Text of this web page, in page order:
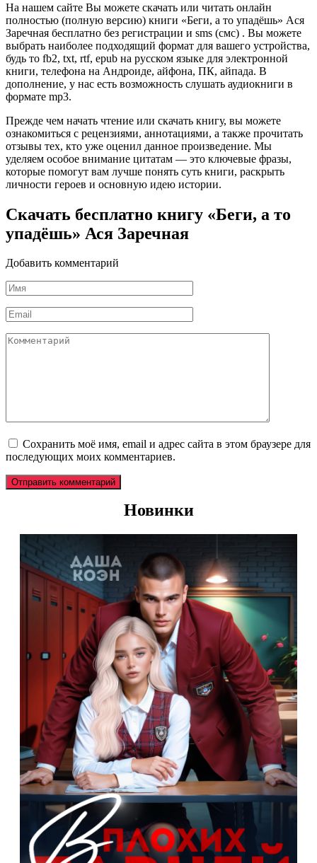
На нашем сайте Вы можете скачать или читать онлайн
полностью (полную версию) книги «Беги, а то упадёшь» Ася
Заречная бесплатно без регистрации и sms (смс) . Вы можете
выбрать наиболее подходящий формат для вашего устройства,
будь то fb2, txt, rtf, epub на русском языке для электронной
книги, телефона на Андроиде, айфона, ПК, айпада. В
дополнение, у нас есть возможность слушать аудиокниги в
формате mp3.
Прежде чем начать чтение или скачать книгу, вы можете
ознакомиться с рецензиями, аннотациями, а также прочитать
отзывы тех, кто уже оценил данное произведение. Мы
уделяем особое внимание цитатам — это ключевые фразы,
которые помогут вам лучше понять суть книги, раскрыть
личности героев и основную идею истории.
Скачать бесплатно книгу «Беги, а то
упадёшь» Ася Заречная
Добавить комментарий
Имя
*
Email
*
Комментарий
Сохранить моё имя, email и адрес сайта в этом браузере для
последующих моих комментариев.
Новинки